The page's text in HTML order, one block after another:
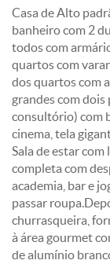
Casa de Alto
banheiro com 2
todos com
quartos com
dos quartos com
grandes com
consultório) com
cinema, tela
Sala de estar com
completa com
academia, bar e
passar
churrasqueira,
à área gourmet
de alumínio